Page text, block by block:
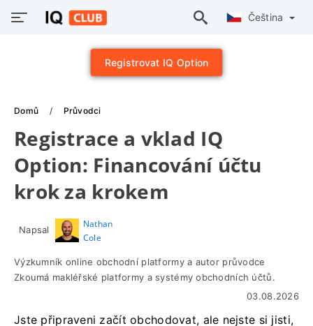
Čeština
Registrovat IQ Option
Domů Průvodci
Registrace a vklad IQ
Option: Financování účtu
krok za krokem
Napsal
Nathan
Cole
Výzkumník online obchodní platformy a autor průvodce
Zkoumá makléřské platformy a systémy obchodních účtů.
03.08.2026
Jste připraveni začít obchodovat, ale nejste si jisti,